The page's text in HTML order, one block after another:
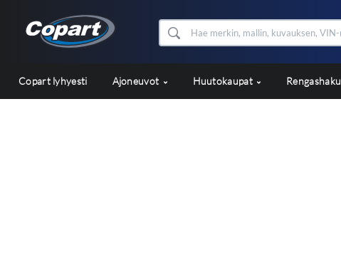
Copart lyhyesti Ajoneuvot Huutokaupat Rengashaku